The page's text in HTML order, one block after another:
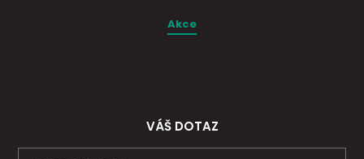
Akce
VÁŠ DOTAZ